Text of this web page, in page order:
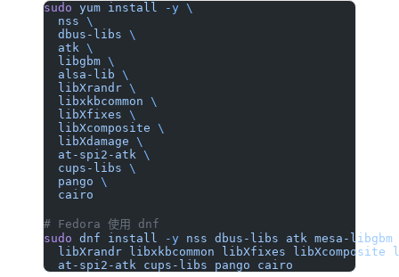
sudo yum install -y \
  nss
\
  dbus-libs
\
  atk
\
  libgbm
\
  alsa-lib
\
  libXrandr
\
  libxkbcommon
\
  libXfixes
\
  libXcomposite
\
  libXdamage
\
  at-spi2-atk
\
  cups-libs
\
  pango
\
  cairo
# Fedora 使用 dnf
sudo dnf install -y nss dbus-libs atk mesa-libgbm
  libXrandr
libxkbcommon libXfixes libXcomposite
  at-spi2-atk
cups-libs pango cairo